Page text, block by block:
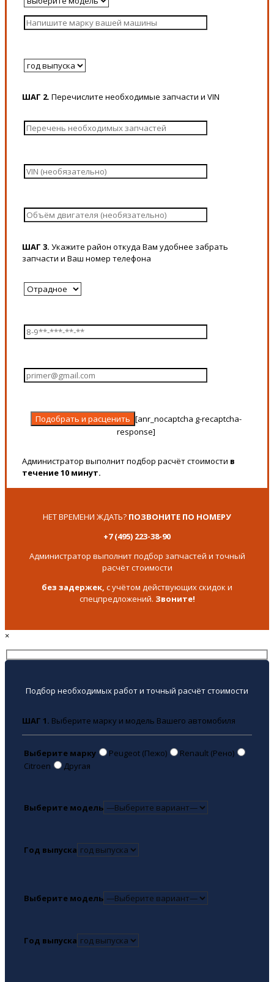
ШАГ 2. Перечислите необходимые запчасти и VIN
ШАГ 3. Укажите район откуда Вам удобнее забрать
запчасти и Ваш номер телефона
[anr_nocaptcha g-recaptcha-
response]
Администратор выполнит подбор расчёт стоимости в
течение 10 минут.
НЕТ ВРЕМЕНИ ЖДАТЬ? ПОЗВОНИТЕ ПО НОМЕРУ
+7 (495) 223-38-90
Администратор выполнит подбор запчастей и точный
расчёт стоимости
без задержек, с учётом действующих скидок и
спецпредложений. Звоните!
×
Подбор необходимых работ и точный расчёт стоимости
ШАГ 1. Выберите марку и модель Вашего автомобиля
Выберите марку Peugeot (Пежо)
Renault (Рено)
Citroen
Другая
Выберите модель
Год выпуска
Выберите модель
Год выпуска